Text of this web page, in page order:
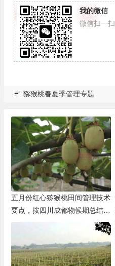
我的微信
微信扫一扫
猕猴桃春夏季管理专题
五月份红心猕猴桃田间管理技术
要点，按四川成都物候期总结种
植